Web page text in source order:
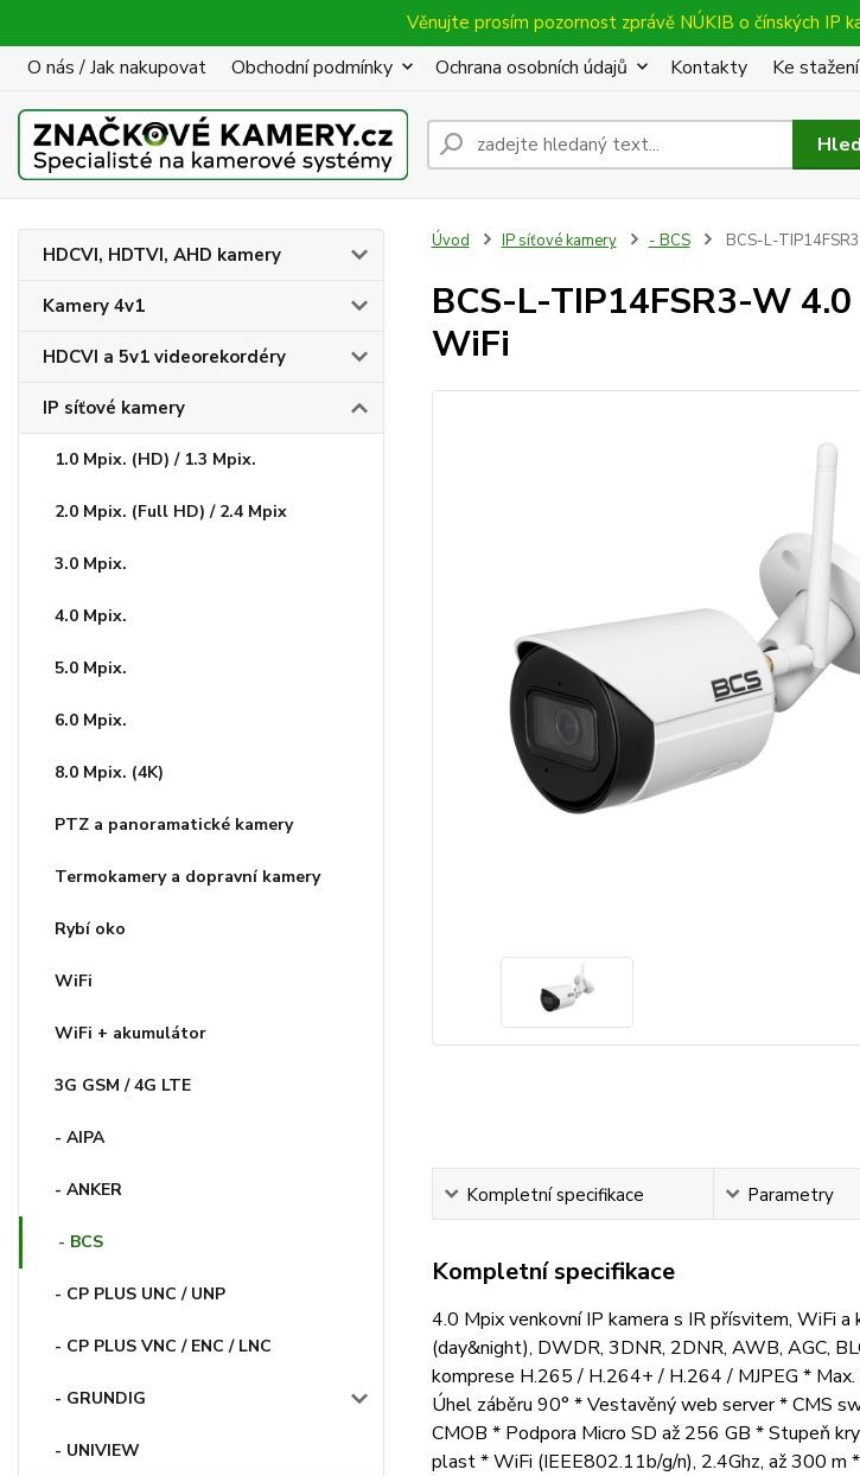
Věnujte prosím pozornost zprávě NÚKIB o čínských IP
O nás / Jak nakupovat Obchodní podmínky Ochrana osobních údajů Kontakty Ke stažení
HDCVI, HDTVI, AHD kamery
Kamery 4v1
HDCVI a 5v1 videorekordéry
IP síťové kamery
1.0 Mpix. (HD) / 1.3 Mpix.
2.0 Mpix. (Full HD) / 2.4 Mpix
3.0 Mpix.
4.0 Mpix.
5.0 Mpix.
6.0 Mpix.
8.0 Mpix. (4K)
PTZ a panoramatické kamery
Termokamery a dopravní kamery
Rybí oko
WiFi
WiFi + akumulátor
3G GSM / 4G LTE
- AIPA
- ANKER
- BCS
- CP PLUS UNC / UNP
- CP PLUS VNC / ENC / LNC
- GRUNDIG
- UNIVIEW
Úvod IP síťové kamery - BCS BCS-L-
BCS-L-TIP14FSR3-W
WiFi
Kompletní specifikace Parametry
Kompletní specifikace
4.0 Mpix venkovní IP kamera s IR přísvitem, WiFi
(day&night), DWDR, 3DNR, 2DNR, AWB, AGC,
komprese H.265 / H.264+ / H.264 / MJPEG *
Úhel záběru 90° * Vestavěný web server * CMS
CMOB * Podpora Micro SD až 256 GB * Stupeň
plast * WiFi (IEEE802.11b/g/n), 2.4Ghz, až 300 m